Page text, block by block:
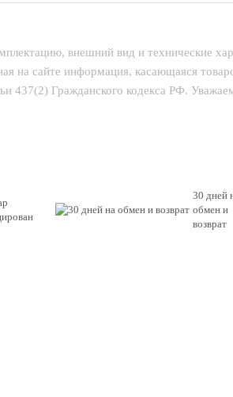
внешний вид и технические
на сайте информация, касающаяся
437(2) Гражданского кодекса РФ.
30 дней
обмен и
возврат